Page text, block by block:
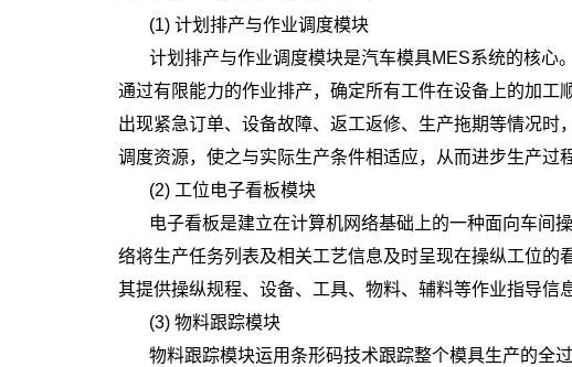
(1) 计划排产与作业调度模块
计划排产与作业调度模块是汽车模具MES系统的核心
通过有限能力的作业排产，确定所有工件在设备上的加
出现紧急订单、设备故障、返工返修、生产拖期等情况
调度资源，使之与实际生产条件相适应，从而进步生产过
(2) 工位电子看板模块
电子看板是建立在计算机网络基础上的一种面向车间
络将生产任务列表及相关工艺信息及时呈现在操纵工位
其提供操纵规程、设备、工具、物料、辅料等作业指导信
(3) 物料跟踪模块
物料跟踪模块运用条形码技术跟踪整个模具生产的全